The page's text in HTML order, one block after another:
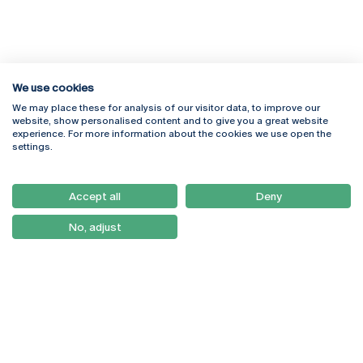
Rua Diogo Botelho 1327
4169-005 Porto
Email:artes@ucp.pt
Campus Online
We use cookies
We may place these for analysis of our visitor data, to improve our
website, show personalised content and to give you a great website
experience. For more information about the cookies we use open the
settings.
Accept all Deny
No, adjust